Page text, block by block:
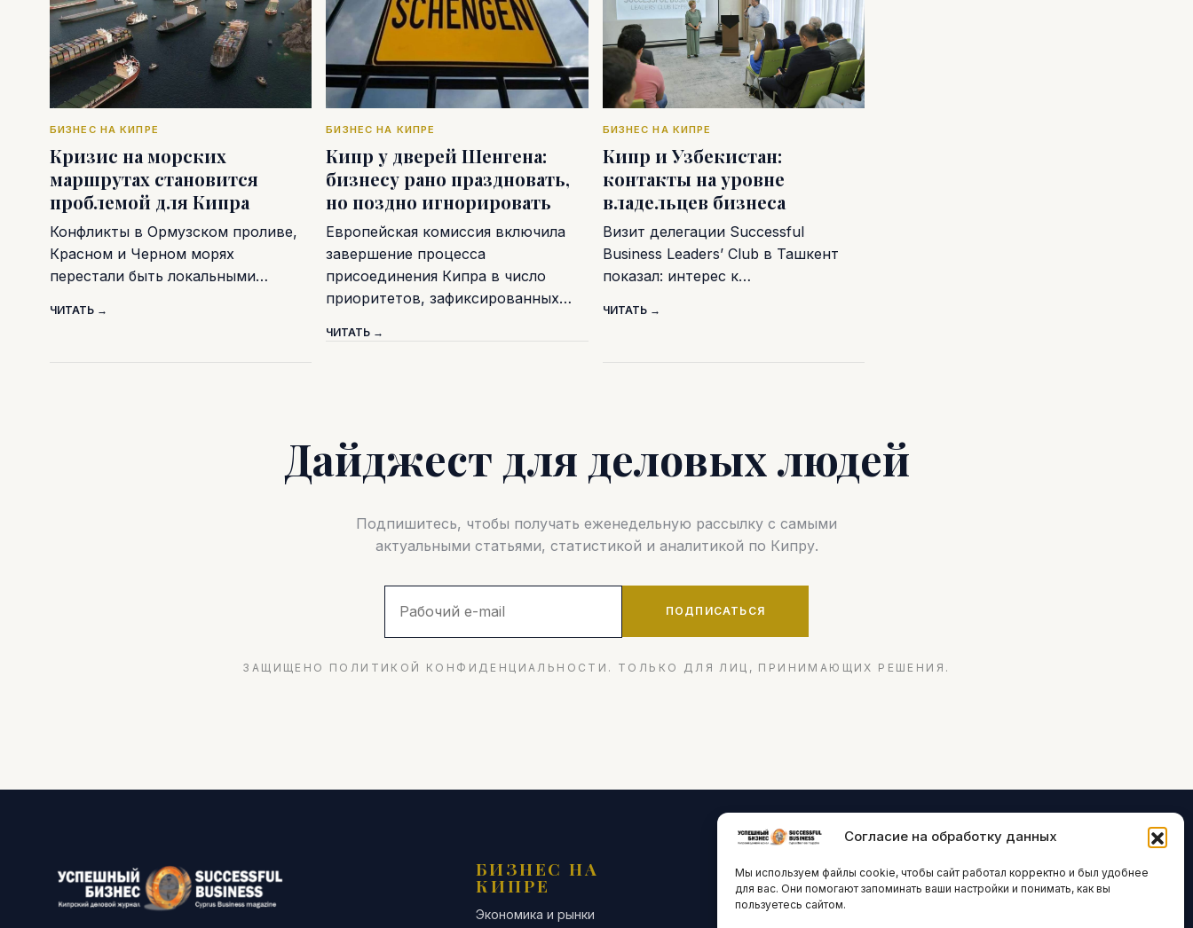
Согласие на обработку данных
Мы используем файлы cookie, чтобы сайт работал корректно и был удобнее
для вас. Они помогают запоминать ваши настройки и понимать, как вы
пользуетесь сайтом.
БИЗНЕС НА КИПРЕ
Кризис на морских
маршрутах становится
проблемой для Кипра
Конфликты в Ормузском проливе,
Красном и Черном морях
перестали быть локальными…
ЧИТАТЬ →
БИЗНЕС НА КИПРЕ
Кипр у дверей Шенгена:
бизнесу рано праздновать,
но поздно игнорировать
Европейская комиссия включила
завершение процесса
присоединения Кипра в число
приоритетов, зафиксированных…
ЧИТАТЬ →
БИЗНЕС НА КИПРЕ
Кипр и Узбекистан:
контакты на уровне
владельцев бизнеса
Визит делегации Successful
Business Leaders’ Club в Ташкент
показал: интерес к…
ЧИТАТЬ →
Дайджест для деловых людей
Подпишитесь, чтобы получать еженедельную рассылку с самыми
актуальными статьями, статистикой и аналитикой по Кипру.
ПОДПИСАТЬСЯ
ЗАЩИЩЕНО ПОЛИТИКОЙ КОНФИДЕНЦИАЛЬНОСТИ. ТОЛЬКО ДЛЯ ЛИЦ, ПРИНИМАЮЩИХ РЕШЕНИЯ.
БИЗНЕС НА
КИПРЕ
Экономика и рынки
ТЕХНОЛОГИИ И
ИННОВАЦИИ
Стартапы и исследования
ARTICLES IN
ENGLISH